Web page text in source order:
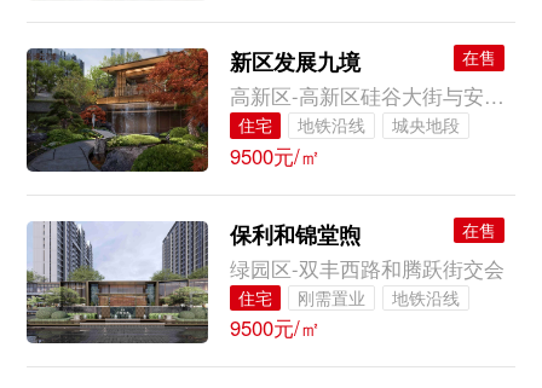
高性价比
新区发展九境 在售
高新区-高新区硅谷大街与安新路交会
住宅 地铁沿线
城央地段
完美配套
一楼花园
9500元/㎡
保利和锦堂煦 在售
绿园区-双丰西路和腾跃街交会
住宅 刚需置业
地铁沿线
完美配套
9500元/㎡